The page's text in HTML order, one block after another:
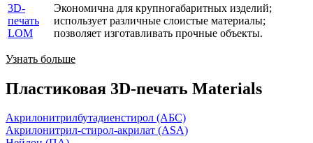
3D-
печать
LOM
Экономична для крупногабаритных изделий;
использует различные слоистые материалы;
позволяет изготавливать прочные объекты.
Узнать больше
Пластиковая 3D-печать Materials
Акрилонитрилбутадиенстирол (АБС)
Акрилонитрил-стирол-акрилат (ASA)